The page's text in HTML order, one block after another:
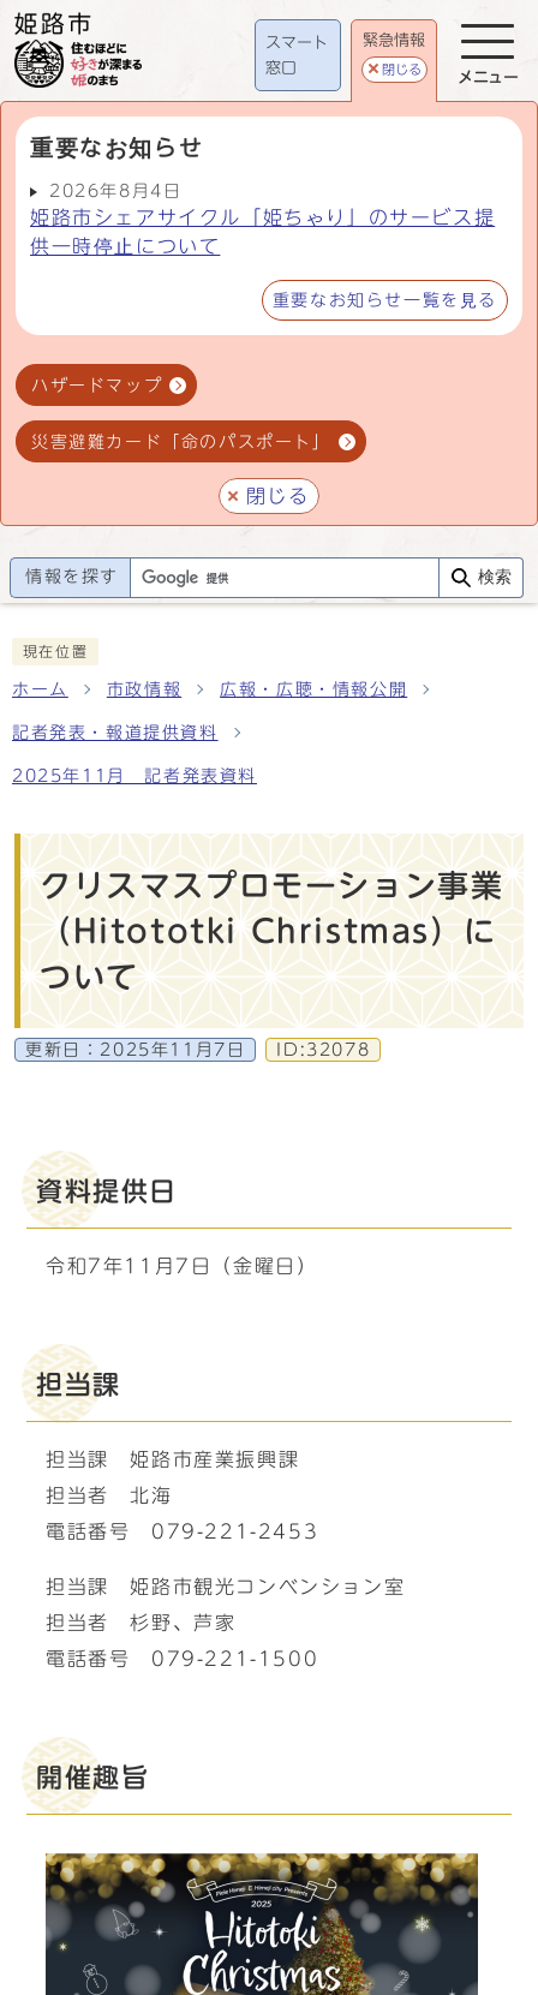
スマート
窓口
緊急情報
閉じる
重要なお知らせ
2026年8月4日
姫路市シェアサイクル「姫ちゃり」のサービス提
供一時停止について
重要なお知らせ一覧を見る
ハザードマップ
災害避難カード「命のパスポート」
閉じる
メニュー
情報を探す 検索
現在位置
ホーム 市政情報 広報・広聴・情報公開
記者発表・報道提供資料
2025年11月 記者発表資料
クリスマスプロモーション事業
（Hitototki Christmas）に
ついて
更新日： 2025年11月7日 ID:32078
資料提供日
令和7年11月7日（金曜日）
担当課
担当課 姫路市産業振興課
担当者 北海
電話番号 079-221-2453
担当課 姫路市観光コンベンション室
担当者 杉野、芦家
電話番号 079-221-1500
開催趣旨